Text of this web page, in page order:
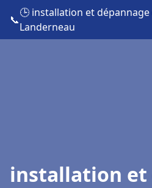
📞
🕒 installation et
Landerneau
installation et